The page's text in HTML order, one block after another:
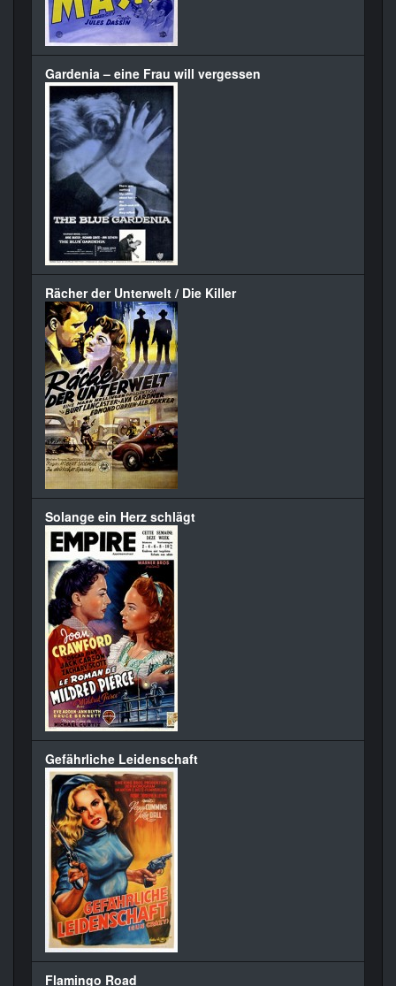
Gardenia – eine Frau will vergessen
Rächer der Unterwelt / Die Killer
Solange ein Herz schlägt
Gefährliche Leidenschaft
Flamingo Road